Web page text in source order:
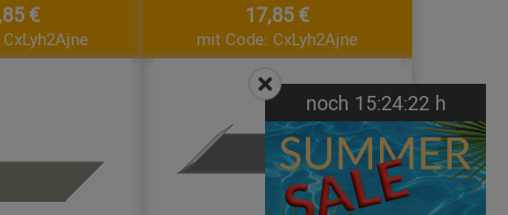
€ 17,85 €
mit Code: CxLyh2Ajne
noch 15:24:21 h